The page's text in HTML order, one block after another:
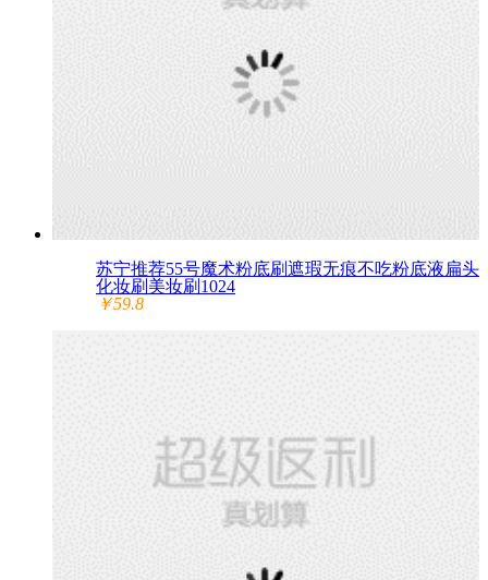
苏宁推荐55号魔术粉底刷遮瑕无痕不吃粉底液扁头
化妆刷美妆刷1024
￥59.8